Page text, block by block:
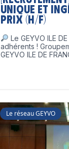
unique et
Prix (H/F)
Le GEYVO ILE
adhérents !
GEYVO ILE DE
Le réseau GEYVO